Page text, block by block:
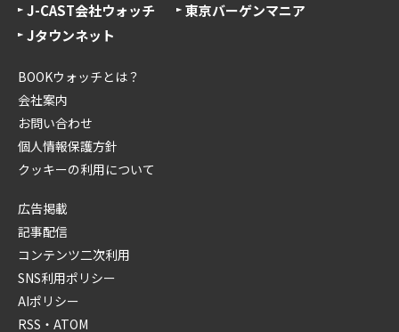
J-CAST会社ウォッチ
東京バーゲンマニア
Jタウンネット
BOOKウォッチとは？
会社案内
お問い合わせ
個人情報保護方針
クッキーの利用について
広告掲載
記事配信
コンテンツ二次利用
SNS利用ポリシー
AIポリシー
RSS・ATOM